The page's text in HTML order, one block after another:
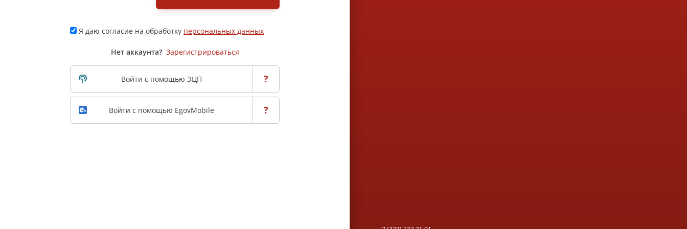
Я даю согласие на обработку персональных данных
Нет аккаунта? Зарегистрироваться
Войти с помощью ЭЦП ?
Войти с помощью EgovMobile ?